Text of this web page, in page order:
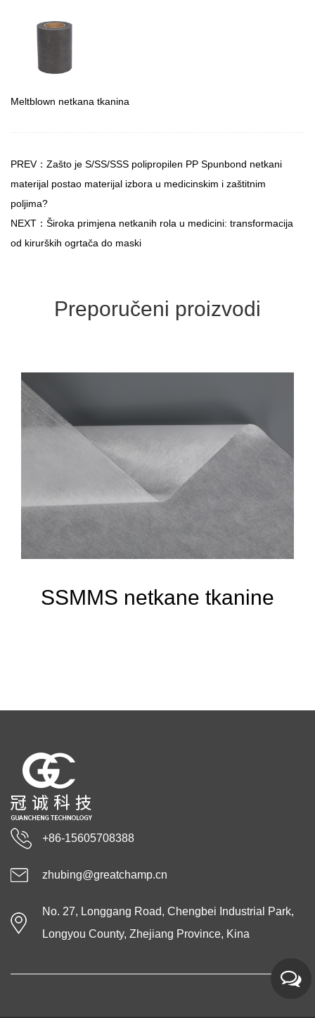
Meltblown netkana tkanina
PREV：Zašto je S/SS/SSS polipropilen PP Spunbond netkani
materijal postao materijal izbora u medicinskim i zaštitnim
poljima?
NEXT：Široka primjena netkanih rola u medicini: transformacija
od kirurških ogrtača do maski
Preporučeni proizvodi
SSMMS netkane tkanine
+86-15605708388
zhubing@greatchamp.cn
No. 27, Longgang Road, Chengbei Industrial Park,
Longyou County, Zhejiang Province, Kina